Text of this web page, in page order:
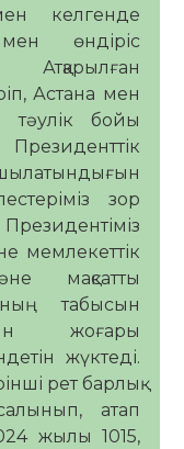
келгенде
өндіріс
Астана мен
тәулік бойы
зор
мемлекеттік
мақсатты
табысын
жоғары
жүктеді.
рет барлық
атап
жылы 1015,